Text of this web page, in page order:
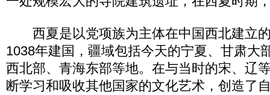
西夏是以党项族为主体在中国西北建立
1038年建国，疆域包括今天的宁夏、甘肃大
西北部、青海东部等地。在与当时的宋、辽
断学习和吸收其他国家的文化艺术，创造了